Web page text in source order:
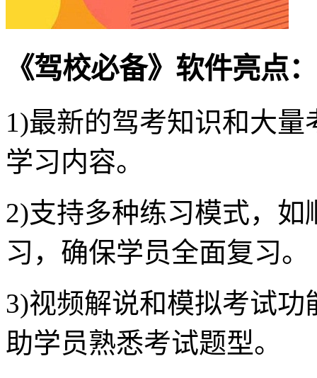
《驾校必备》软件亮点：
1)最新的驾考知识和大
学习内容。
2)支持多种练习模式，
习，确保学员全面复习。
3)视频解说和模拟考试
助学员熟悉考试题型。